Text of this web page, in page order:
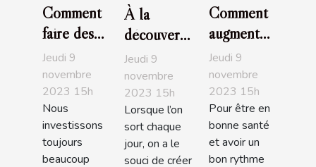
Comment
faire des
économies
en faisant
ses
courses ?
Jeudi 9
novembre
2023 15h
Nous
investissons
toujours
beaucoup
À la
découverte
des
bracelets
Pandora
Jeudi 9
novembre
2023 15h
Lorsque l’on
sort chaque
jour, on a le
souci de créer
Comment
augmenter
la libido
féminine ?
Jeudi 9
novembre
2023 15h
Pour être en
bonne santé
et avoir un
bon rythme